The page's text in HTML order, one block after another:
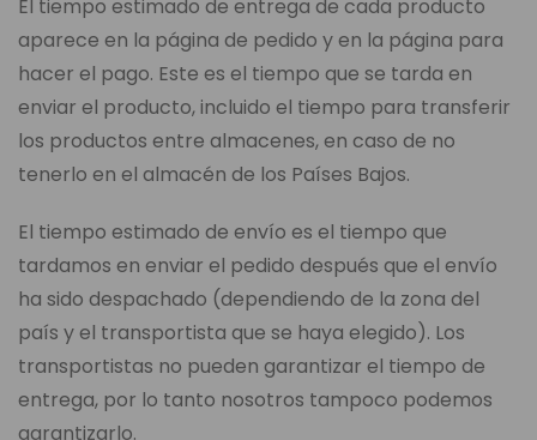
El tiempo estimado de entrega de cada producto
aparece en la página de pedido y en la página para
hacer el pago. Este es el tiempo que se tarda en
enviar el producto, incluido el tiempo para transferir
los productos entre almacenes, en caso de no
tenerlo en el almacén de los Países Bajos.
El tiempo estimado de envío es el tiempo que
tardamos en enviar el pedido después que el envío
ha sido despachado (dependiendo de la zona del
país y el transportista que se haya elegido). Los
transportistas no pueden garantizar el tiempo de
entrega, por lo tanto nosotros tampoco podemos
garantizarlo.